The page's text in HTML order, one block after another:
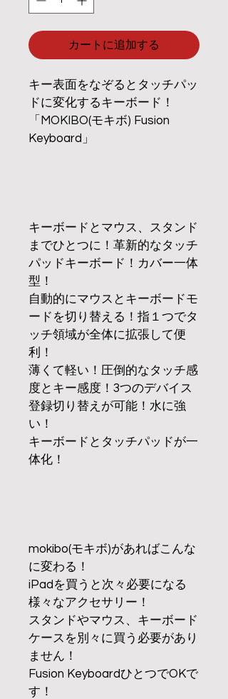
カートに追加する
キー表面をなぞるとタッチパッ
ドに変化するキーボード！
「MOKIBO(モキボ) Fusion
Keyboard」
キーボードとマウス、スタンド
までひとつに！革新的なタッチ
パッドキーボード！カバー一体
型！
自動的にマウスとキーボードモ
ードを切り替える！指１つでタ
ッチ領域が全体に拡張して便
利！
薄くて軽い！圧倒的なタッチ感
度とキー感度！3つのデバイス
登録切り替えが可能！水に強
い！
キーボードとタッチパッドが一
体化！
mokibo(モキボ)があればこんな
に変わる！
iPadを買うと次々必要になる
様々なアクセサリー！
スタンドやマウス、キーボード
ケースを別々に買う必要があり
ません！
Fusion KeyboardひとつでOKで
す！